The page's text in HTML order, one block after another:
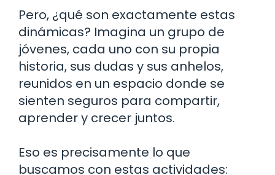
Pero, ¿qué son exactamente estas
dinámicas? Imagina un grupo de
jóvenes, cada uno con su propia
historia, sus dudas y sus anhelos,
reunidos en un espacio donde se
sienten seguros para compartir,
aprender y crecer juntos.
Eso es precisamente lo que
buscamos con estas actividades: